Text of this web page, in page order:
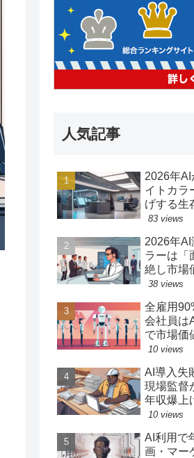
人気記事
2026年AI
イトカラ
げする生
83 views
2026年AI
ラーは「
絶し市場
38 views
全雇用
会社員は
で市場価
10 views
AI導入失
現場監督
年収爆上
10 views
AI利用で
画・マー